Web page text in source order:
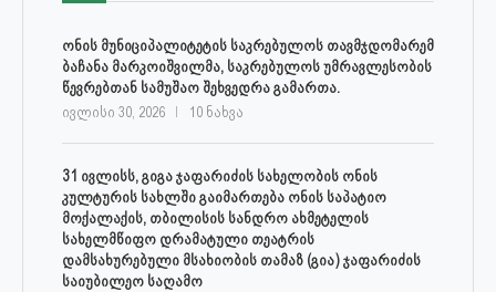
ონის მუნიციპალიტეტის საკრებულოს თავმჯდომარემ
ბაჩანა მარკოიშვილმა, საკრებულოს უმრავლესობის
წევრებთან სამუშაო შეხვედრა გამართა.
ივლისი 30, 2026 10 ნახვა
31 ივლისს, გიგა ჯაფარიძის სახელობის ონის
კულტურის სახლში გაიმართება ონის საპატიო
მოქალაქის, თბილისის სანდრო ახმეტელის
სახელმწიფო დრამატული თეატრის
დამსახურებული მსახიობის თამაზ (გია) ჯაფარიძის
საიუბილეო საღამო